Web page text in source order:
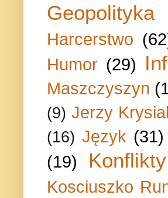
Geopolityka
Harcerstwo
Humor (29)
Maszczyszyn
(9) Jerzy
(16) Język (31)
(19) Konflikty
Kosciuszko